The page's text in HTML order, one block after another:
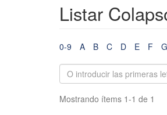
Listar
0-9 A B C D E F G
Mostrando ítems 1-1 de 1